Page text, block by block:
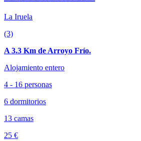
La Iruela
(3)
A 3.3 Km de Arroyo Frío.
Alojamiento entero
4 - 16 personas
6 dormitorios
13 camas
25 €